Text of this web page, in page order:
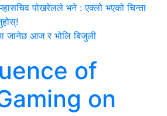
पोखरेलले भने : एक्लो भएको चिन्ता
जानेछ आज र भोलि बिजुली
of
on